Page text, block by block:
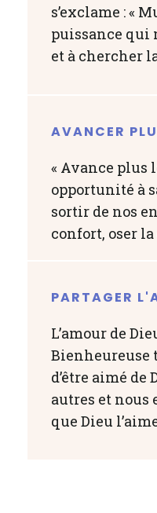
s’exclame : «
puissance qui
et à chercher
AVANCER
« Avance plus
opportunité à
sortir de nos
confort, oser
PARTAGER
L’amour de
Bienheureuse
d’être aimé
autres et nous
que Dieu